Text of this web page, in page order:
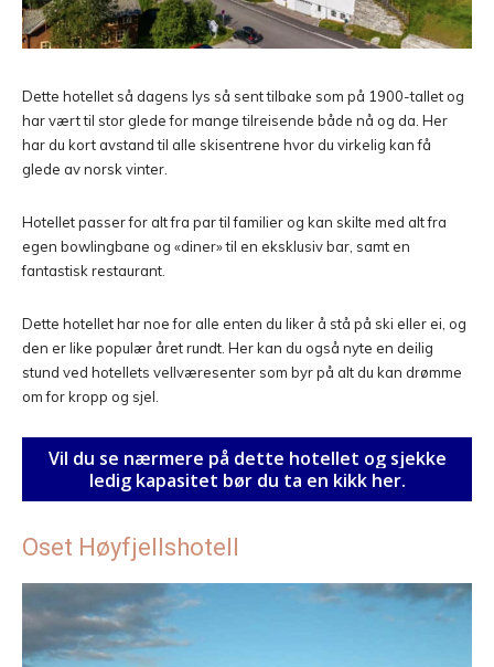
Dette hotellet så dagens lys så sent tilbake som på 1900-tallet og
har vært til stor glede for mange tilreisende både nå og da. Her
har du kort avstand til alle skisentrene hvor du virkelig kan få
glede av norsk vinter.
Hotellet passer for alt fra par til familier og kan skilte med alt fra
egen bowlingbane og «diner» til en eksklusiv bar, samt en
fantastisk restaurant.
Dette hotellet har noe for alle enten du liker å stå på ski eller ei, og
den er like populær året rundt. Her kan du også nyte en deilig
stund ved hotellets vellværesenter som byr på alt du kan drømme
om for kropp og sjel.
Vil du se nærmere på dette hotellet og sjekke
ledig kapasitet bør du ta en kikk her.
Oset Høyfjellshotell